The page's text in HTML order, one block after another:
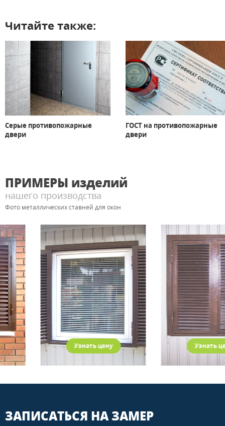
Читайте также:
Серые противопожарные
двери
ГОСТ на противопожарные
двери
ПРИМЕРЫ изделий
нашего производства
Фото металлических ставней для окон
Узнать цену Узнать цену
ЗАПИСАТЬСЯ НА ЗАМЕР